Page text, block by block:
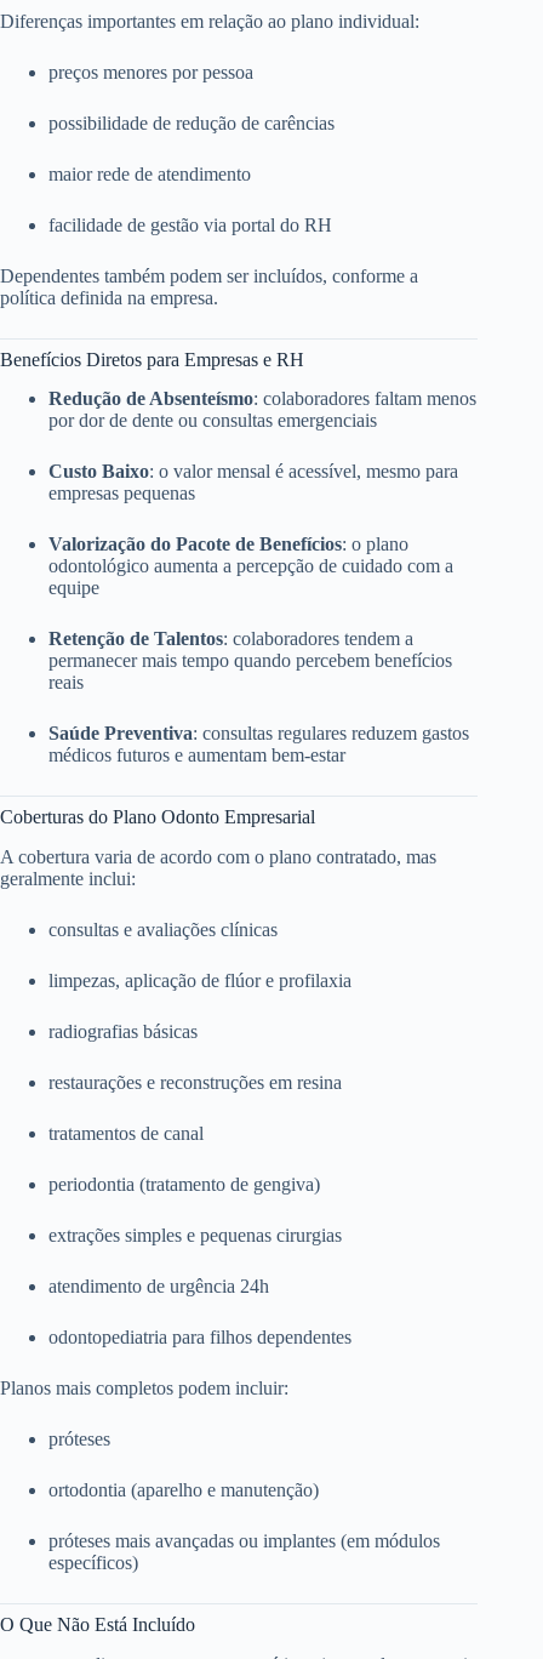
Diferenças importantes em relação ao plano individual:
preços menores por pessoa
possibilidade de redução de carências
maior rede de atendimento
facilidade de gestão via portal do RH
Dependentes também podem ser incluídos, conforme a
política definida na empresa.
Benefícios Diretos para Empresas e RH
Redução de Absenteísmo: colaboradores faltam menos
por dor de dente ou consultas emergenciais
Custo Baixo: o valor mensal é acessível, mesmo para
empresas pequenas
Valorização do Pacote de Benefícios: o plano
odontológico aumenta a percepção de cuidado com a
equipe
Retenção de Talentos: colaboradores tendem a
permanecer mais tempo quando percebem benefícios
reais
Saúde Preventiva: consultas regulares reduzem gastos
médicos futuros e aumentam bem-estar
Coberturas do Plano Odonto Empresarial
A cobertura varia de acordo com o plano contratado, mas
geralmente inclui:
consultas e avaliações clínicas
limpezas, aplicação de flúor e profilaxia
radiografias básicas
restaurações e reconstruções em resina
tratamentos de canal
periodontia (tratamento de gengiva)
extrações simples e pequenas cirurgias
atendimento de urgência 24h
odontopediatria para filhos dependentes
Planos mais completos podem incluir:
próteses
ortodontia (aparelho e manutenção)
próteses mais avançadas ou implantes (em módulos
específicos)
O Que Não Está Incluído